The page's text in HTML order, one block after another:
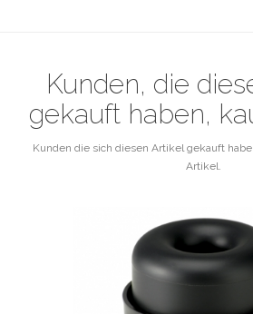
Kunden, die
gekauft haben,
Kunden die sich diesen Artikel gekauft
Artikel.